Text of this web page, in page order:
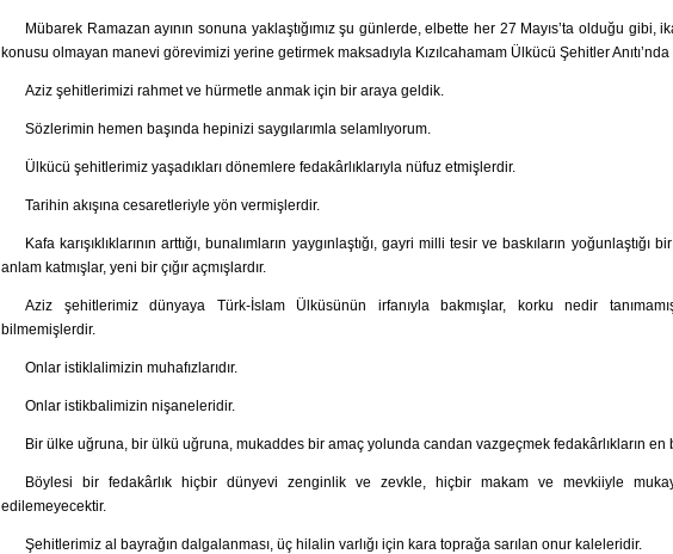
Mübarek Ramazan ayının sonuna yaklaştığımız şu günlerde, elbette her 27 Mayıs’ta olduğu gibi,
konusu olmayan manevi görevimizi yerine getirmek maksadıyla Kızılcahamam Ülkücü Şehitler Anıtı’nda
Aziz şehitlerimizi rahmet ve hürmetle anmak için bir araya geldik.
Sözlerimin hemen başında hepinizi saygılarımla selamlıyorum.
Ülkücü şehitlerimiz yaşadıkları dönemlere fedakârlıklarıyla nüfuz etmişlerdir.
Tarihin akışına cesaretleriyle yön vermişlerdir.
Kafa karışıklıklarının arttığı, bunalımların yaygınlaştığı, gayri milli tesir ve baskıların yoğunlaştığı
anlam katmışlar, yeni bir çığır açmışlardır.
Aziz şehitlerimiz dünyaya Türk-İslam Ülküsünün irfanıyla bakmışlar, korku nedir
bilmemişlerdir.
Onlar istiklalimizin muhafızlarıdır.
Onlar istikbalimizin nişaneleridir.
Bir ülke uğruna, bir ülkü uğruna, mukaddes bir amaç yolunda candan vazgeçmek fedakârlıkların en
Böylesi bir fedakârlık hiçbir dünyevi zenginlik ve zevkle, hiçbir makam ve mevkiiyle
edilemeyecektir.
Şehitlerimiz al bayrağın dalgalanması, üç hilalin varlığı için kara toprağa sarılan onur kaleleridir.